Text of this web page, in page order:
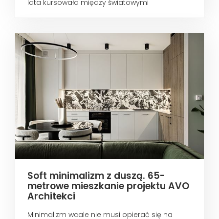
lata kursowała między światowymi
Soft minimalizm z duszą. 65-
metrowe mieszkanie projektu AVO
Architekci
Minimalizm wcale nie musi opierać się na